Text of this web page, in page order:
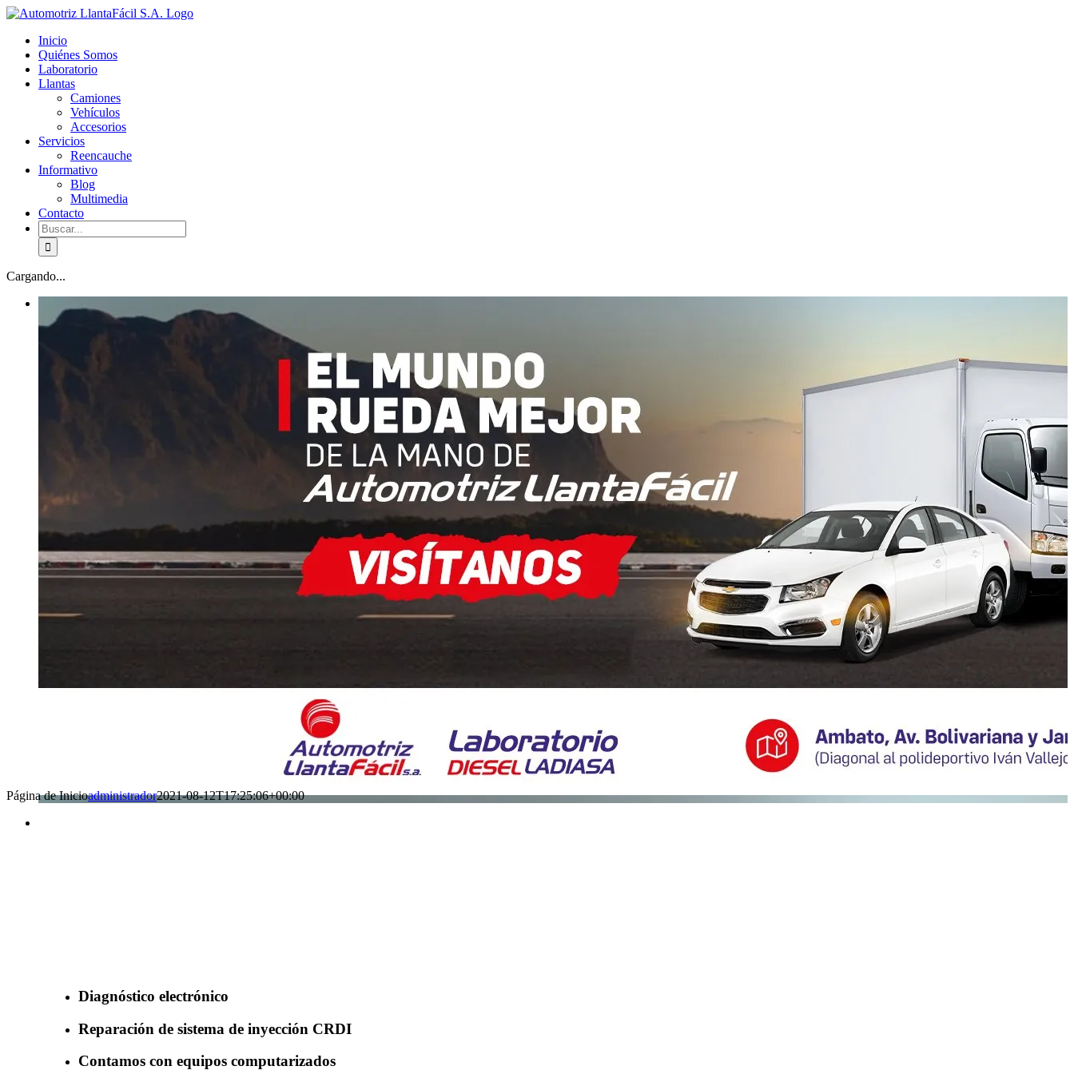
Skip
content
facebook
youtube
Inicio
Quiénes Somos
Laboratorio
Llantas
Camiones
Vehículos
Accesorios
Servicios
Reencauche
Informativo
Blog
Multimedia
Contacto
Buscar:
Cargando...
Página de Inicioadministrador2021-08-12T17:25:06+00:00
Diagnóstico electrónico
Reparación de sistema de inyección CRDI
Contamos con equipos computarizados